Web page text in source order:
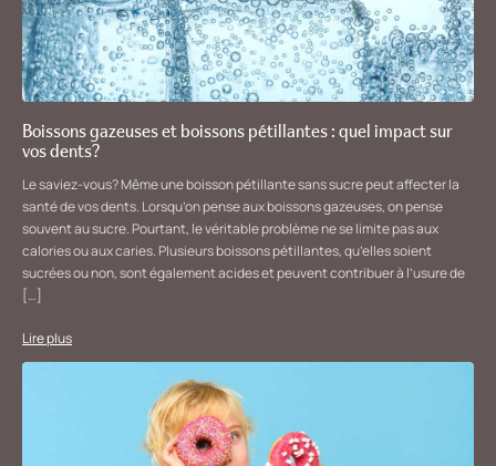
Boissons gazeuses et boissons pétillantes : quel impact sur
vos dents?
Le saviez-vous? Même une boisson pétillante sans sucre peut affecter la
santé de vos dents. Lorsqu’on pense aux boissons gazeuses, on pense
souvent au sucre. Pourtant, le véritable problème ne se limite pas aux
calories ou aux caries. Plusieurs boissons pétillantes, qu’elles soient
sucrées ou non, sont également acides et peuvent contribuer à l’usure de
[…]
Lire plus